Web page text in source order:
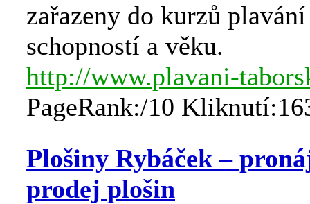
zařazeny do kurzů
schopností a věku.
http://www.plavani-
PageRank:/10
Plošiny Rybáček –
prodej plošin